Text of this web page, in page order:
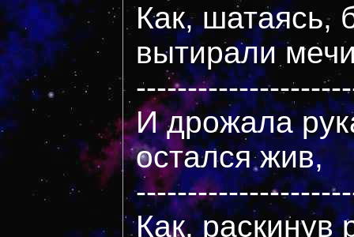
Как, шатаясь,
вытирали
И дрожала
остался жив,
Как, раскинув